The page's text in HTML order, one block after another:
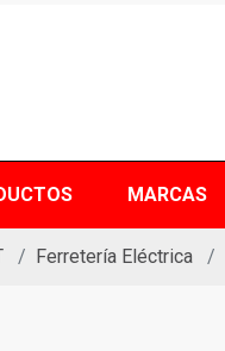
MARCAS
Ferretería Eléctrica